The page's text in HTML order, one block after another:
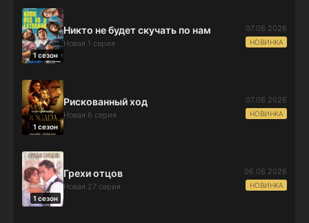
1 сезон
Никто не будет скучать по нам
Новая 1 серия
07.08.2026
НОВИНКА
1 сезон
Рискованный ход
Новая 6 серия
07.08.2026
НОВИНКА
1 сезон
Грехи отцов
Новая 27 серия
06.08.2026
НОВИНКА